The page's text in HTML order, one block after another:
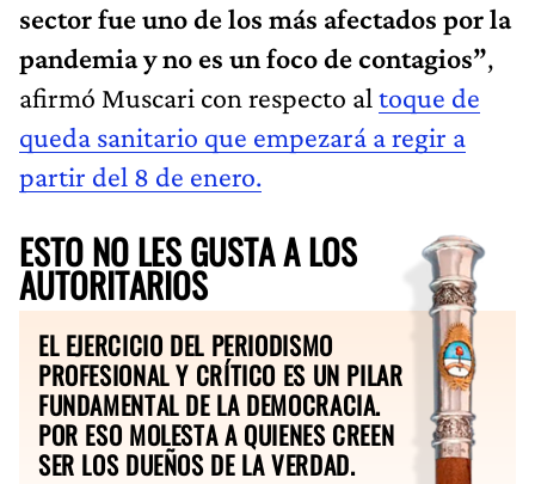
sector fue uno de los más afectados por la
pandemia y no es un foco de contagios”,
afirmó Muscari con respecto al toque de
queda sanitario que empezará a regir a
partir del 8 de enero.
ESTO NO LES GUSTA A LOS
AUTORITARIOS
EL EJERCICIO DEL PERIODISMO
PROFESIONAL Y CRÍTICO ES UN PILAR
FUNDAMENTAL DE LA DEMOCRACIA.
POR ESO MOLESTA A QUIENES CREEN
SER LOS DUEÑOS DE LA VERDAD.